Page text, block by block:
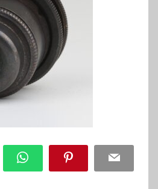
WhatsApp Pinterest Email